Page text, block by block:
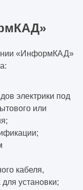
«ИнформКАД»
электрики под
или
кабеля,
установки;